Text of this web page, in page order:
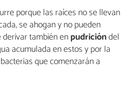
porque las raíces no se llevan
se ahogan y no pueden
también enpudricióndel
acumulada en estos y por la
que comenzarán a